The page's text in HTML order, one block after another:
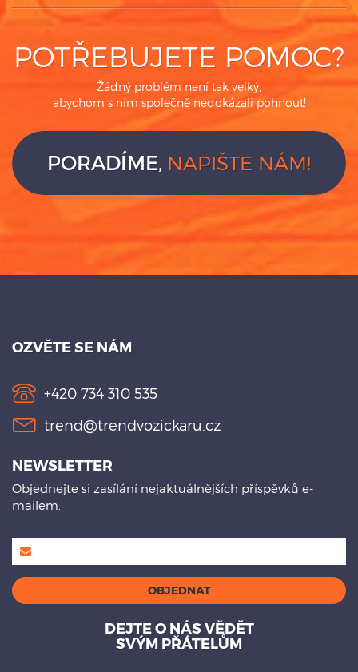
POTŘEBUJETE POMOC?
Žádný problém není tak velký,
abychom s ním společně nedokázali pohnout!
PORADÍME, NAPIŠTE NÁM!
OZVĚTE SE NÁM
+420 734 310 535
trend@trendvozickaru.cz
NEWSLETTER
Objednejte si zasílání nejaktuálnějších příspěvků e-
mailem.
DEJTE O NÁS VĚDĚT
SVÝM PŘÁTELŮM